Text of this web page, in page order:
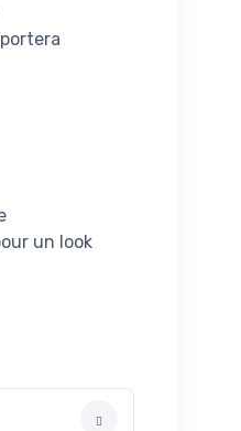
un look